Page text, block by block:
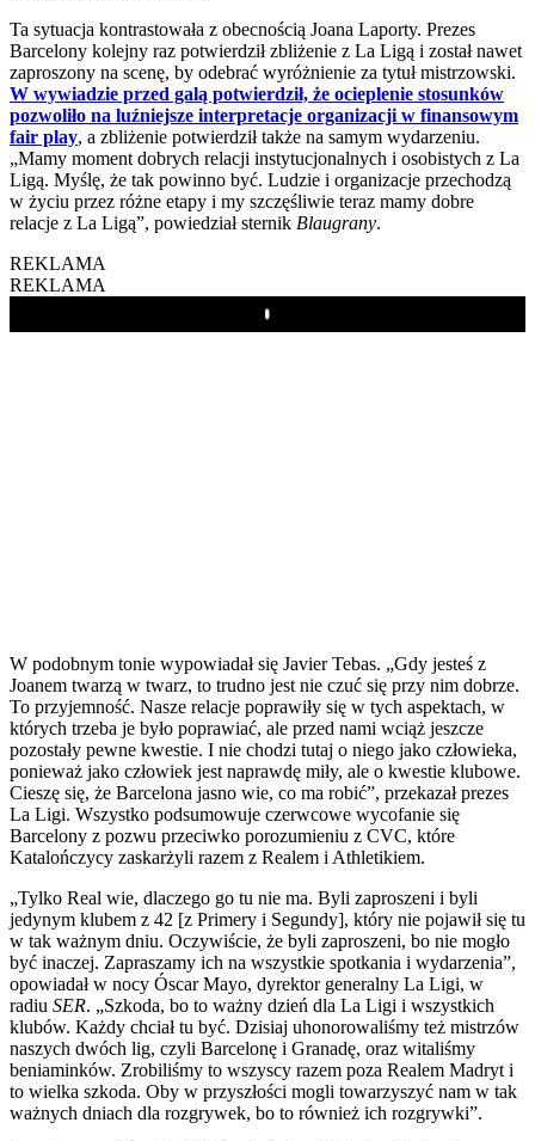
Ta sytuacja kontrastowała z obecnością Joana Laporty. Prezes
Barcelony kolejny raz potwierdził zbliżenie z La Ligą i został nawet
zaproszony na scenę, by odebrać wyróżnienie za tytuł mistrzowski.
W wywiadzie przed galą potwierdził, że ocieplenie stosunków
pozwoliło na luźniejsze interpretacje organizacji w finansowym
fair play, a zbliżenie potwierdził także na samym wydarzeniu.
„Mamy moment dobrych relacji instytucjonalnych i osobistych z La
Ligą. Myślę, że tak powinno być. Ludzie i organizacje przechodzą
w życiu przez różne etapy i my szczęśliwie teraz mamy dobre
relacje z La Ligą”, powiedział sternik Blaugrany.
REKLAMA
REKLAMA
Play
W podobnym tonie wypowiadał się Javier Tebas. „Gdy jesteś z
Joanem twarzą w twarz, to trudno jest nie czuć się przy nim dobrze.
To przyjemność. Nasze relacje poprawiły się w tych aspektach, w
których trzeba je było poprawiać, ale przed nami wciąż jeszcze
pozostały pewne kwestie. I nie chodzi tutaj o niego jako człowieka,
ponieważ jako człowiek jest naprawdę miły, ale o kwestie klubowe.
Cieszę się, że Barcelona jasno wie, co ma robić”, przekazał prezes
La Ligi. Wszystko podsumowuje czerwcowe wycofanie się
Barcelony z pozwu przeciwko porozumieniu z CVC, które
Katalończycy zaskarżyli razem z Realem i Athletikiem.
„Tylko Real wie, dlaczego go tu nie ma. Byli zaproszeni i byli
jedynym klubem z 42 [z Primery i Segundy], który nie pojawił się tu
w tak ważnym dniu. Oczywiście, że byli zaproszeni, bo nie mogło
być inaczej. Zapraszamy ich na wszystkie spotkania i wydarzenia”,
opowiadał w nocy Óscar Mayo, dyrektor generalny La Ligi, w
radiu SER. „Szkoda, bo to ważny dzień dla La Ligi i wszystkich
klubów. Każdy chciał tu być. Dzisiaj uhonorowaliśmy też mistrzów
naszych dwóch lig, czyli Barcelonę i Granadę, oraz witaliśmy
beniaminków. Zrobiliśmy to wszyscy razem poza Realem Madryt i
to wielka szkoda. Oby w przyszłości mogli towarzyszyć nam w tak
ważnych dniach dla rozgrywek, bo to również ich rozgrywki”.